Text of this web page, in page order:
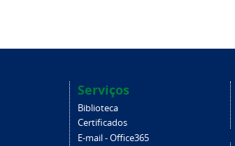
Serviços
Biblioteca
Certificados
E-mail - Office365